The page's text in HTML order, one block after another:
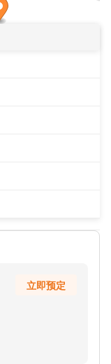
立即预定